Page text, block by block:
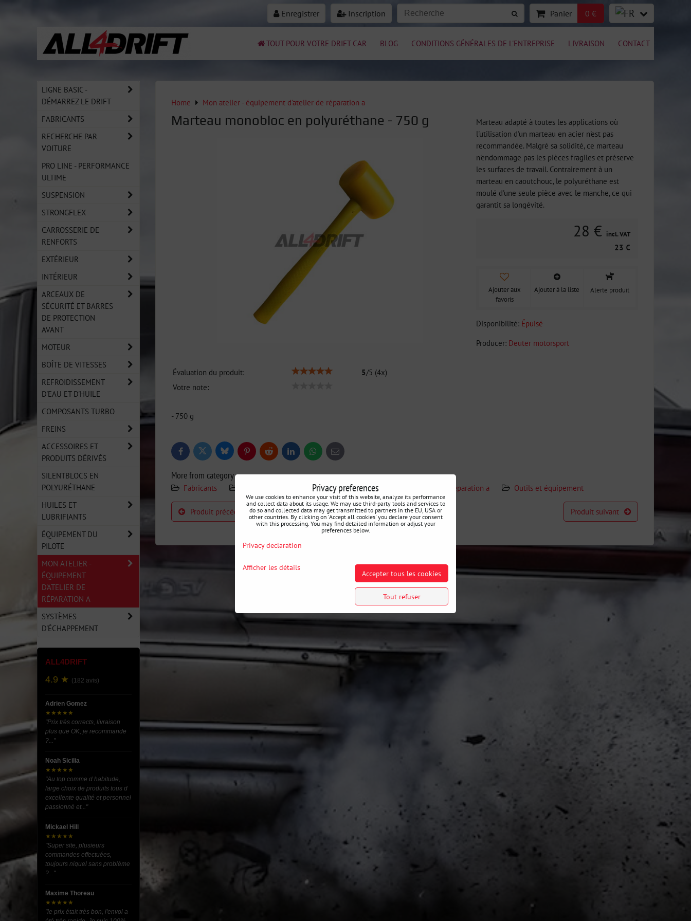
Enregistrer Inscription Panier 0 €
TOUT POUR VOTRE DRIFT CAR BLOG CONDITIONS GÉNÉRALES DE L'ENTREPRISE LIVRAISON CONTACT
Home Mon atelier - équipement d'atelier de réparation a
Marteau monobloc en polyuréthane - 750 g
Évaluation du produit: 5/5 (4x)
Votre note:
Marteau adapté à toutes les applications où
l'utilisation d'un marteau en acier n'est pas
recommandée. Malgré sa solidité, ce marteau
n'endommage pas les pièces fragiles et préserve
les surfaces de travail. Contrairement à un
marteau en caoutchouc, le polyuréthane est
moulé d'une seule pièce avec le manche, ce qui
garantit sa longévité.
28 € incl. VAT
23 €
Ajouter aux
favoris
Ajouter à la liste Alerte produit
Disponibilité: Épuisé
Producer: Deuter motorsport
- 750 g
FacebookTwitter BlueskyPinterestReddit LinkedInWhatsApp
E-
mail
More from category
Fabricants Mon atelier - équipement d'atelier de réparation a Outils et équipement
Produit précédent Produit suivant
LIGNE BASIC -
DÉMARREZ LE DRIFT
FABRICANTS
RECHERCHE PAR
VOITURE
PRO LINE - PERFORMANCE
ULTIME
SUSPENSION
STRONGFLEX
CARROSSERIE DE
RENFORTS
EXTÉRIEUR
INTÉRIEUR
ARCEAUX DE
SÉCURITÉ ET BARRES
DE PROTECTION
AVANT
MOTEUR
BOÎTE DE VITESSES
REFROIDISSEMENT
D'EAU ET D'HUILE
COMPOSANTS TURBO
FREINS
ACCESSOIRES ET
PRODUITS DÉRIVÉS
SILENTBLOCS EN
POLYURÉTHANE
HUILES ET
LUBRIFIANTS
ÉQUIPEMENT DU
PILOTE
MON ATELIER -
ÉQUIPEMENT
D'ATELIER DE
RÉPARATION A
SYSTÈMES
D'ÉCHAPPEMENT
ALL4DRIFT
4.9 ★ (182 avis)
Adrien Gomez
★★★★★
"Prix très corrects, livraison
plus que OK, je recommande
?..."
Noah Sicilia
★★★★★
"Au top comme d habitude,
large choix de produits tous d
excellente qualité et personnel
passionné et..."
Mickael Hill
★★★★★
"Super site, plusieurs
commandes effectuées,
toujours niquel sans problème
?..."
Maxime Thoreau
★★★★★
"le prix était très bon, l'envoi a
Privacy preferences
We use cookies to enhance your visit of this website, analyze its performance
and collect data about its usage. We may use third-party tools and services to
do so and collected data may get transmitted to partners in the EU, USA or
other countries. By clicking on 'Accept all cookies' you declare your consent
with this processing. You may find detailed information or adjust your
preferences below.
Privacy declaration
Afficher les détails
Accepter tous les cookies
Tout refuser